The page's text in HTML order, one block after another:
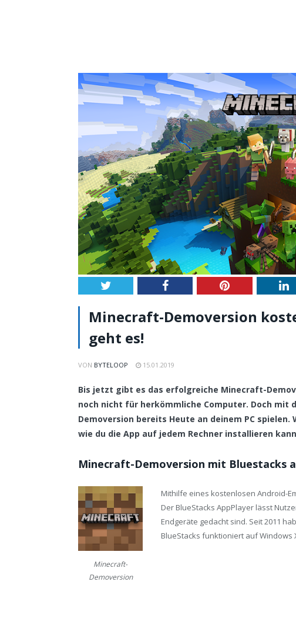
Twitter Facebook Pinterest
Minecraft-Demoversion
geht es!
VON BYTELOOP 15.01.2019
Bis jetzt gibt es das erfolgreiche Minecraft-
noch nicht für herkömmliche Computer. Doch mit
Demoversion bereits Heute an deinem PC
wie du die App auf jedem Rechner installieren
Minecraft-Demoversion mit Bluestacks
Minecraft-
Demoversion
Mithilfe eines kostenlosen Android-
Der BlueStacks AppPlayer lässt
Endgeräte gedacht sind. Seit 2011
BlueStacks funktioniert auf Windows